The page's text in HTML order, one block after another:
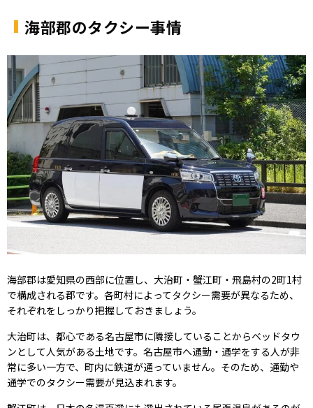
海部郡のタクシー事情
海部郡は愛知県の西部に位置し、大治町・蟹江町・飛島村の2町1村
で構成される郡です。各町村によってタクシー需要が異なるため、
それぞれをしっかり把握しておきましょう。
大治町は、都心である名古屋市に隣接していることからベッドタウ
ンとして人気がある土地です。名古屋市へ通勤・通学をする人が非
常に多い一方で、町内に鉄道が通っていません。そのため、通勤や
通学でのタクシー需要が見込まれます。